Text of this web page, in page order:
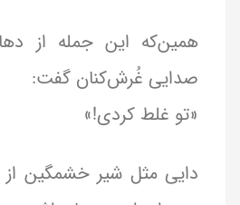
همین‌که این جمله از
صدایی غُرش‌کنان گفت:
«تو غلط کردی!»
دایی مثل شیر خشمگین از